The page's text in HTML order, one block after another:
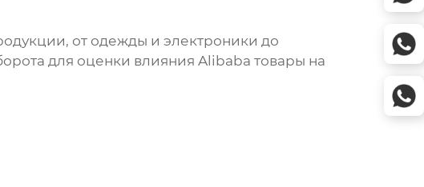
от одежды и электроники до
для оценки влияния Alibaba товары на